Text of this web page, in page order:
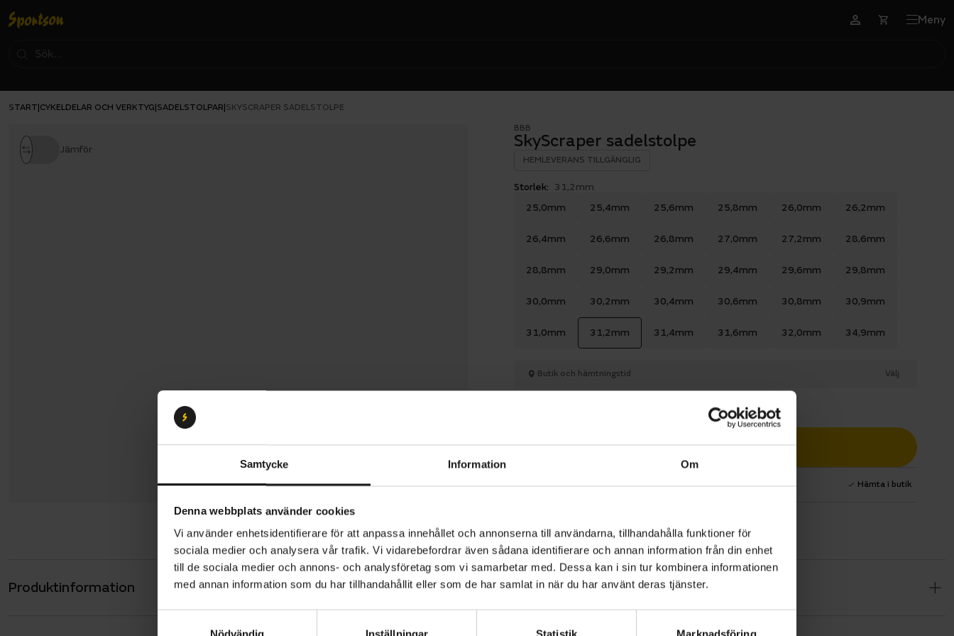
Samtycke Information Om
Denna webbplats använder cookies
Vi använder enhetsidentifierare för att anpassa innehållet och annonserna till användarna, tillhandahålla funktioner för
sociala medier och analysera vår trafik. Vi vidarebefordrar även sådana identifierare och annan information från din enhet
till de sociala medier och annons- och analysföretag som vi samarbetar med. Dessa kan i sin tur kombinera informationen
med annan information som du har tillhandahållit eller som de har samlat in när du har använt deras tjänster.
Meny
START CYKELDELAR OCH VERKTYG SADELSTOLPAR SKYSCRAPER SADELSTOLPE
Jämför
BBB
SkyScraper sadelstolpe
HEMLEVERANS TILLGÄNGLIG
Storlek: 31,2mm
25,0mm
25,4mm 25,6mm 25,8mm 26,0mm 26,2mm
26,4mm 26,6mm 26,8mm 27,0mm 27,2mm 28,6mm
28,8mm 29,0mm 29,2mm 29,4mm 29,6mm 29,8mm
30,0mm 30,2mm 30,4mm 30,6mm 30,8mm 30,9mm
31,0mm 31,2mm 31,4mm 31,6mm 32,0mm 34,9mm
Butik och hämtningstid Välj
Lägg i varukorg
1 års öppet köp 1 års fri service Hämta i butik
Produktinformation
Sadelstolpe i svartanodiserad 6061-T6 aluminium med 0 mm offset. 2-skruvs
fastsättning och justering av sadel. Längd: 400 mm. Finns i flertal diametrar.
Vikt: cirka 378 gram.